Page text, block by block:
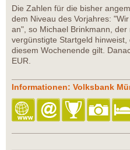
Die Zahlen für die bisher
dem Niveau des Vorjahres:
an", so Michael Brinkmann,
vergünstigte Startgeld
diesem Wochenende gilt.
EUR.
Informationen: Volksbank